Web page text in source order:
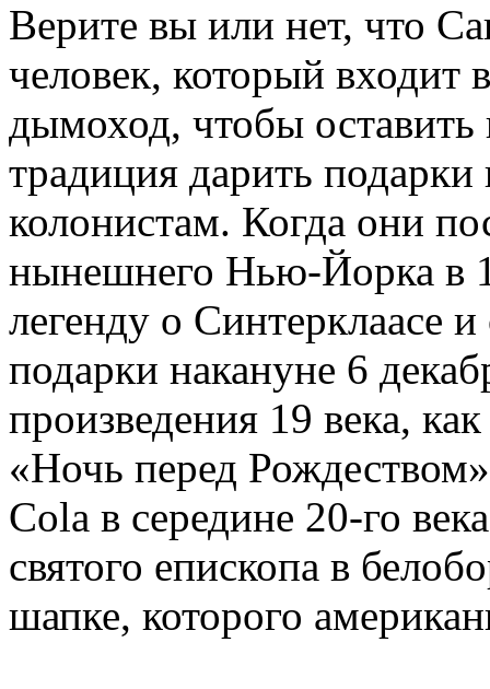
Верите вы или нет, что
человек, который входит
дымоход, чтобы оставить
традиция дарить подарки
колонистам. Когда они
нынешнего Нью-Йорка в
легенду о Синтерклаасе
подарки накануне 6
произведения 19 века,
«Ночь перед
Cola в середине 20-го
святого епископа в
шапке, которого